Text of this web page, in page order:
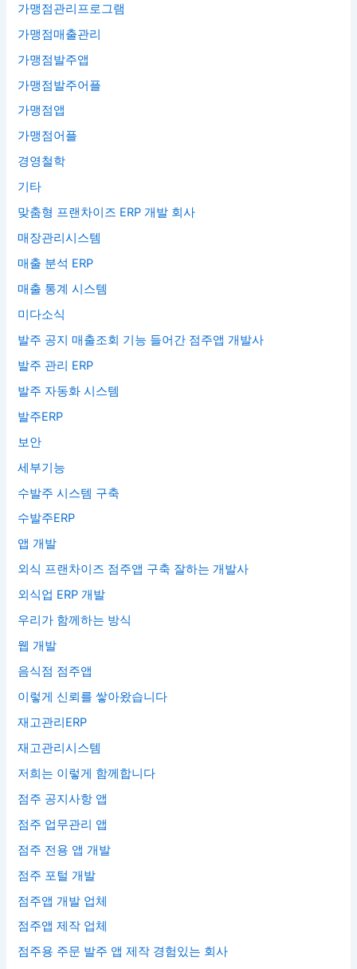
가맹점관리프로그램
가맹점매출관리
가맹점발주앱
가맹점발주어플
가맹점앱
가맹점어플
경영철학
기타
맞춤형 프랜차이즈 ERP 개발 회사
매장관리시스템
매출 분석 ERP
매출 통계 시스템
미다소식
발주 공지 매출조회 기능 들어간 점주앱 개발사
발주 관리 ERP
발주 자동화 시스템
발주ERP
보안
세부기능
수발주 시스템 구축
수발주ERP
앱 개발
외식 프랜차이즈 점주앱 구축 잘하는 개발사
외식업 ERP 개발
우리가 함께하는 방식
웹 개발
음식점 점주앱
이렇게 신뢰를 쌓아왔습니다
재고관리ERP
재고관리시스템
저희는 이렇게 함께합니다
점주 공지사항 앱
점주 업무관리 앱
점주 전용 앱 개발
점주 포털 개발
점주앱 개발 업체
점주앱 제작 업체
점주용 주문 발주 앱 제작 경험있는 회사